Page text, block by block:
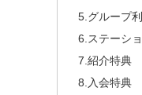
5.グループ
6.ステーシ
7.紹介特典
8.入会特典